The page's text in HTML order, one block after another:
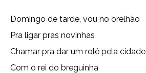
Domingo de tarde, vou no orelhão
Pra ligar pras novinhas
Chamar pra dar um rolé pela cidade
Com o rei do breguinha